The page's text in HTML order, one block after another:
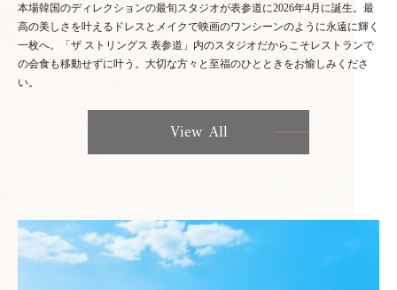
本場韓国のディレクションの最旬スタジオが表参道に2026年4月に誕生。最
高の美しさを叶えるドレスとメイクで映画のワンシーンのように永遠に輝く
一枚へ。「ザ ストリングス 表参道」内のスタジオだからこそレストランで
の会食も移動せずに叶う。大切な方々と至福のひとときをお愉しみくださ
い。
View All